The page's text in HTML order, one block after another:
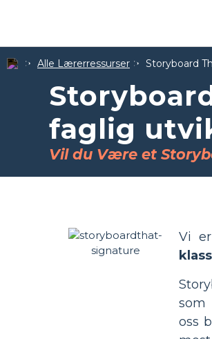
Alle Lærerressurser Storyboard
faglig
Vil du Være et
Vi
som
oss